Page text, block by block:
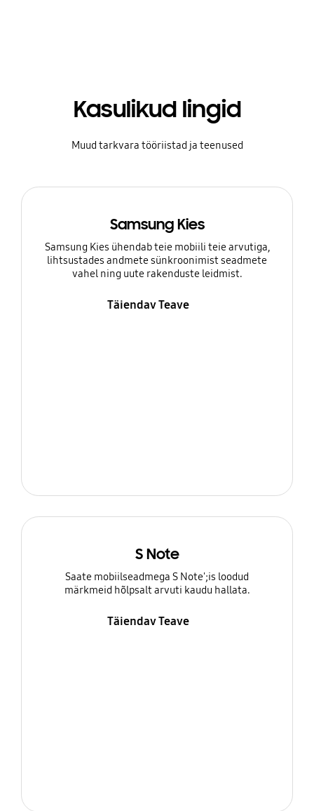
Kasulikud lingid
Muud tarkvara tööriistad ja teenused
Samsung Kies
Samsung Kies ühendab teie mobiili teie arvutiga,
lihtsustades andmete sünkroonimist seadmete
vahel ning uute rakenduste leidmist.
Täiendav Teave
S Note
Saate mobiilseadmega S Note';is loodud
märkmeid hõlpsalt arvuti kaudu hallata.
Täiendav Teave